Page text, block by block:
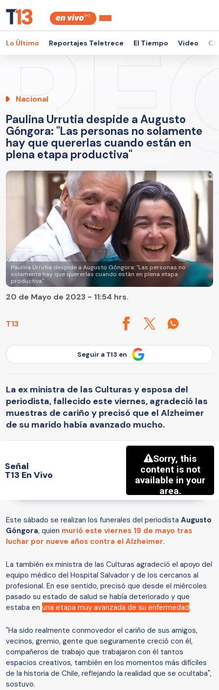
Lo Último Reportajes Teletrece El Tiempo Video
Nacional
Paulina Urrutia despide a Augusto
Góngora: "Las personas no solamente
hay que quererlas cuando están en
plena etapa productiva"
Paulina Urrutia despide a Augusto Góngora: "Las personas no
solamente hay que quererlas cuando están en plena etapa
productiva"
T13
20 de Mayo de 2023 - 11:54 hrs.
Seguir a T13 en
La ex ministra de las Culturas y esposa del
periodista, fallecido este viernes, agradeció las
muestras de cariño y precisó que el Alzheimer
de su marido había avanzado mucho.
Señal
T13 En Vivo
Este sábado se realizan los funerales del periodista Augusto
Góngora, quien murió este viernes 19 de mayo tras
luchar por nueve años contra el Alzheimer.
La también ex ministra de las Culturas agradeció el apoyo del
equipo médico del Hospital Salvador y de los cercanos al
profesional. En ese sentido, precisó que desde el miércoles
pasado su estado de salud se había deteriorado y que
estaba en una etapa muy avanzada de su enfermedad.
"Ha sido realmente conmovedor el cariño de sus amigos,
vecinos, gremio, gente que seguramente creció con él,
compañeros de trabajo que trabajaron con él tantos
espacios creativos, también en los momentos más difíciles
de la historia de Chile, reflejando la realidad que se ocultaba",
sostuvo.